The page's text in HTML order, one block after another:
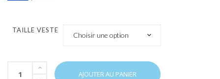
TAILLE VESTE
Choisir une option
AJOUTER AU PANIER